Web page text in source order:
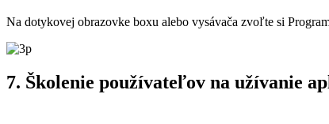
Na dotykovej obrazovke boxu alebo vysávača zvoľte si
7. Školenie používateľov na užívanie